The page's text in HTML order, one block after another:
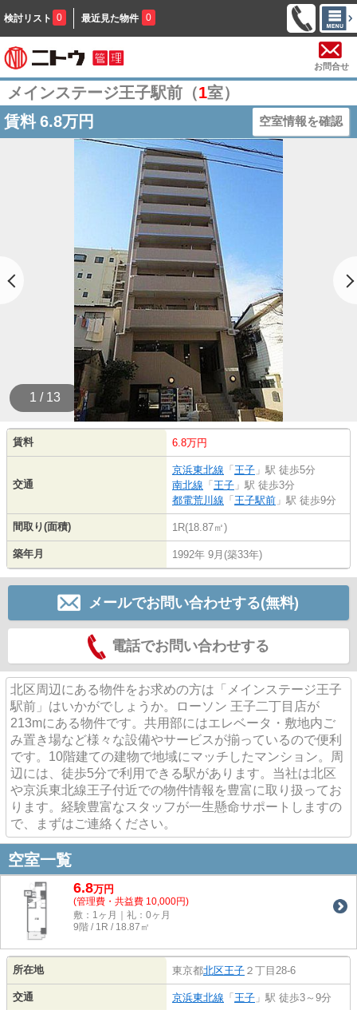
検討リスト 0 最近見た物件 0
お問合せ
メインステージ王子駅前（1室）
賃料 6.8万円 空室情報を確認
1 / 13
賃料 6.8万円
交通
京浜東北線 「 王子 」駅 徒歩5分
南北線 「 王子 」駅 徒歩3分
都電荒川線 「 王子駅前 」駅 徒歩9分
間取り(面積) 1R(18.87㎡)
築年月 1992年 9月(築33年)
メールでお問い合わせする(無料)
電話でお問い合わせする
北区周辺にある物件をお求めの方は「メインステージ王子
駅前」はいかがでしょうか。ローソン 王子二丁目店が
213mにある物件です。共用部にはエレベータ・敷地内ご
み置き場など様々な設備やサービスが揃っているので便利
です。10階建ての建物で地域にマッチしたマンション。周
辺には、徒歩5分で利用できる駅があります。当社は北区
や京浜東北線王子付近での物件情報を豊富に取り扱ってお
ります。経験豊富なスタッフが一生懸命サポートしますの
で、まずはご連絡ください。
空室一覧
6.8万円
(管理費・共益費 10,000円)
敷：1ヶ月｜礼：0ヶ月
9階 / 1R / 18.87㎡
所在地 東京都北区王子 ２丁目28-6
交通 京浜東北線 「 王子 」駅 徒歩3～9分